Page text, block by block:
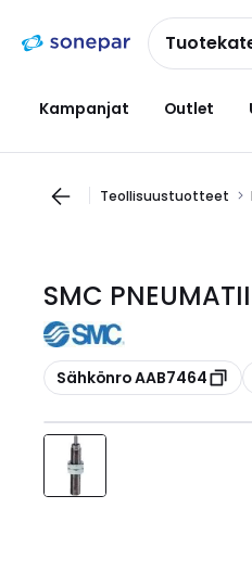
navigointiinsisältöön
Kampanjat Outlet
Teollisuustuotteet
SMC
Kopioi
Sähkönro AAB7464